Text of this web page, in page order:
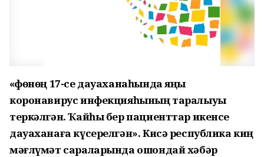
«Өфөнөң 17-се дауаханаһында яңы
коронавирус инфекцияһының таралыуы
теркәлгән. Ҡайһы бер пациенттар икенсе
дауаханаға күсерелгән». Кисә республика киң
мәғлүмәт сараларында ошондай хәбәр